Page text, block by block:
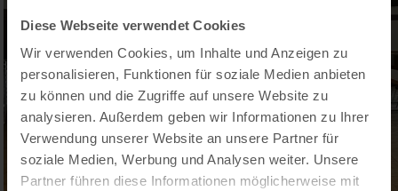
Diese Webseite verwendet Cookies
Wir verwenden Cookies, um Inhalte und Anzeigen zu
personalisieren, Funktionen für soziale Medien anbieten
zu können und die Zugriffe auf unsere Website zu
analysieren. Außerdem geben wir Informationen zu Ihrer
Verwendung unserer Website an unsere Partner für
soziale Medien, Werbung und Analysen weiter. Unsere
Partner führen diese Informationen möglicherweise mit